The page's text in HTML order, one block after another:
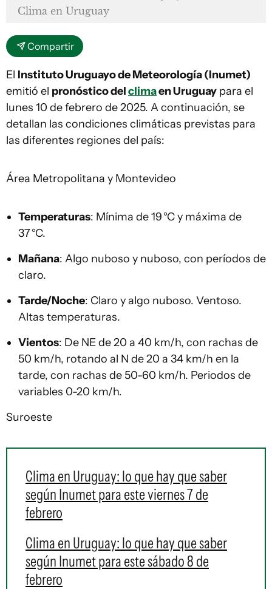
Clima en Uruguay
Compartir
El Instituto Uruguayo de Meteorología (Inumet)
emitió el pronóstico delclimaen Uruguay para el
lunes 10 de febrero de 2025. A continuación, se
detallan las condiciones climáticas previstas para
las diferentes regiones del país:
Área Metropolitana y Montevideo
Temperaturas: Mínima de 19 °C y máxima de
37 °C.
Mañana: Algo nuboso y nuboso, con períodos de
claro.
Tarde/Noche: Claro y algo nuboso. Ventoso.
Altas temperaturas.
Vientos: De NE de 20 a 40 km/h, con rachas de
50 km/h, rotando al N de 20 a 34 km/h en la
tarde, con rachas de 50-60 km/h. Periodos de
variables 0-20 km/h.
Suroeste
Clima en Uruguay: lo que hay que saber
según Inumet para este viernes 7 de
febrero
Clima en Uruguay: lo que hay que saber
según Inumet para este sábado 8 de
febrero